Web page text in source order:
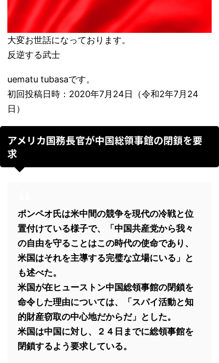
大変お世話になっております。
反逆する武士
uematu tubasaです。
初回投稿日時：2020年7月24日（令和2年7月24
日）
アメリカ国務長官が中国総領事館の閉鎖を要
求
ポンペオ氏は米中間の競争を現代の冷戦と位
置付けている様子で、「中国共産党から我々
の自由を守ることはこの時代の使命であり、
米国はそれを主導する完璧な立場にいる」と
も述べた。
米国が在ヒューストン中国総領事館の閉鎖を
命令した理由については、「スパイ活動と知
的財産窃取の中心地だからだ」とした。
米国は中国に対し、２４日までに総領事館を
閉鎖するよう要求している。